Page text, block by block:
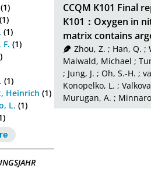
(1)
(1)
(1)
(1)
(1)
Heinrich (1)
L. (1)
CCQM K101 Final
K101：Oxygen in
matrix contains
Zhou, Z. ; Han, Q. ;
Maiwald, Michael ;
; Jung, J. ; Oh, S.-H. ;
Konopelko, L. ;
Murugan, A. ;